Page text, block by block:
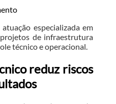
especializada em
de infraestrutura
técnico e operacional.
reduz riscos